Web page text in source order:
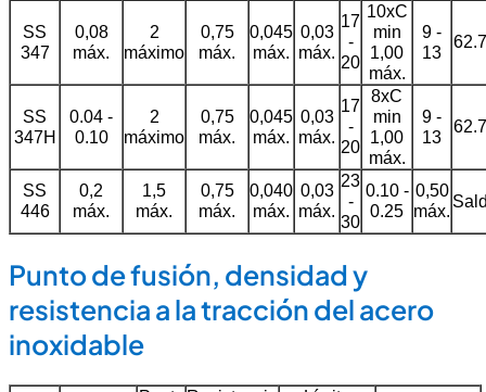
SS
347
0,08
máx.
2
máximo
0,75
máx.
0,045
máx.
0,03
máx.
17
-
20
10xC
min
1,00
máx.
9 -
13
SS
347H
0.04 -
0.10
2
máximo
0,75
máx.
0,045
máx.
0,03
máx.
17
-
20
8xC
min
1,00
máx.
9 -
13
SS
446
0,2
máx.
1,5
máx.
0,75
máx.
0,040
máx.
0,03
máx.
23
-
30
0.10 -
0.25
0,50
máx.
Punto de fusión, densidad y
resistencia a la tracción del acero
inoxidable